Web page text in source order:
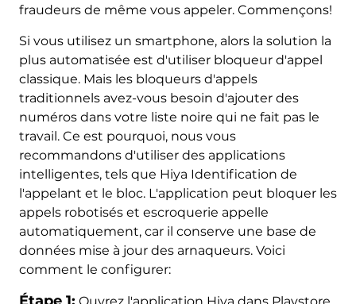
fraudeurs de même vous appeler. Commençons!
Si vous utilisez un smartphone, alors la solution la
plus automatisée est d'utiliser bloqueur d'appel
classique. Mais les bloqueurs d'appels
traditionnels avez-vous besoin d'ajouter des
numéros dans votre liste noire qui ne fait pas le
travail. Ce est pourquoi, nous vous
recommandons d'utiliser des applications
intelligentes, tels que Hiya Identification de
l'appelant et le bloc. L'application peut bloquer les
appels robotisés et escroquerie appelle
automatiquement, car il conserve une base de
données mise à jour des arnaqueurs. Voici
comment le configurer: